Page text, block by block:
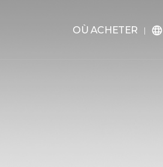
OÙ ACHETER language